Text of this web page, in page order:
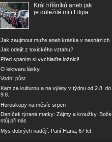
Král hříšníků aneb jak
je důležité míti Filipa
Jak zaujmout muže aneb kráska v nesnázích
Jak odejít z toxického vztahu?
Před spaním si vychlaďte ložnici!
O lektvaru lásky
Vodní půst
Kam za kulturou a na výlety v týdnu od 2.8. do
9.8.
Horoskopy na měsíc srpen
Deníček týrané matky: Zájmy a kroužky, Bože,
stůj při nás
Mys dobrých nadějí: Paní Hana, 67 let